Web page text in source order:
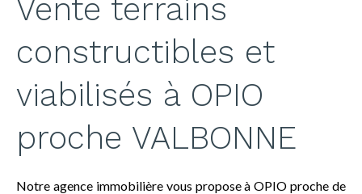
Vente terrains
constructibles et
viabilisés à OPIO
proche VALBONNE
Notre agence immobilière vous propose à OPIO proche de